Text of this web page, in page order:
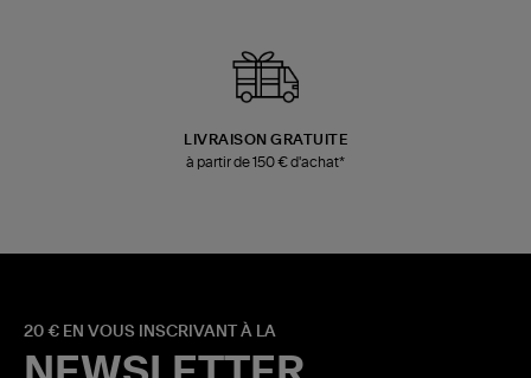
LIVRAISON GRATUITE
à partir de 150 € d'achat*
20 € EN VOUS INSCRIVANT À LA